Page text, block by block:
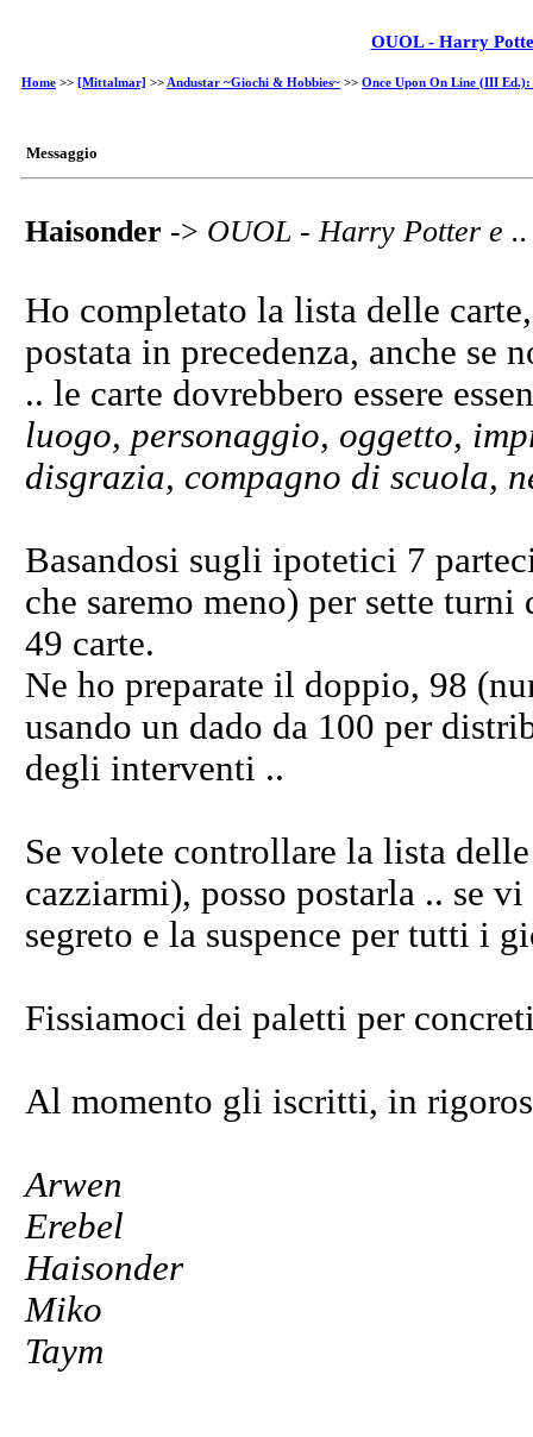
OUOL - Harry
Home >> [Mittalmar] >> Andustar ~Giochi & Hobbies~ >> Once Upon On Line (III
Messaggio
Haisonder -> OUOL - Harry Potter e
Ho completato la lista delle
postata in precedenza, anche se n
.. le carte dovrebbero essere
luogo, personaggio, oggetto,
disgrazia, compagno di scuola,
Basandosi sugli ipotetici 7
che saremo meno) per sette
49 carte.
Ne ho preparate il doppio, 98
usando un dado da 100 per
degli interventi ..
Se volete controllare la lista
cazziarmi), posso postarla .. se
segreto e la suspence per tutti i
Fissiamoci dei paletti per
Al momento gli iscritti, in
Arwen
Erebel
Haisonder
Miko
Taym